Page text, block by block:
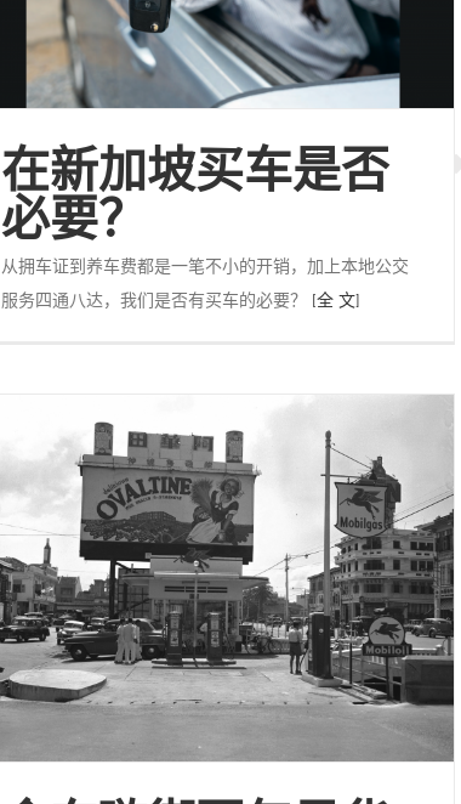
在新加坡买车是否
必要？
从拥车证到养车费都是一笔不小的开销，加上本地公交
服务四通八达，我们是否有买车的必要？ [全 文]